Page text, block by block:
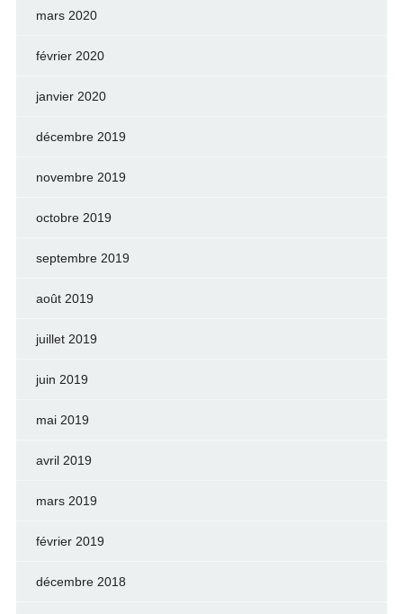
mars 2020
février 2020
janvier 2020
décembre 2019
novembre 2019
octobre 2019
septembre 2019
août 2019
juillet 2019
juin 2019
mai 2019
avril 2019
mars 2019
février 2019
décembre 2018